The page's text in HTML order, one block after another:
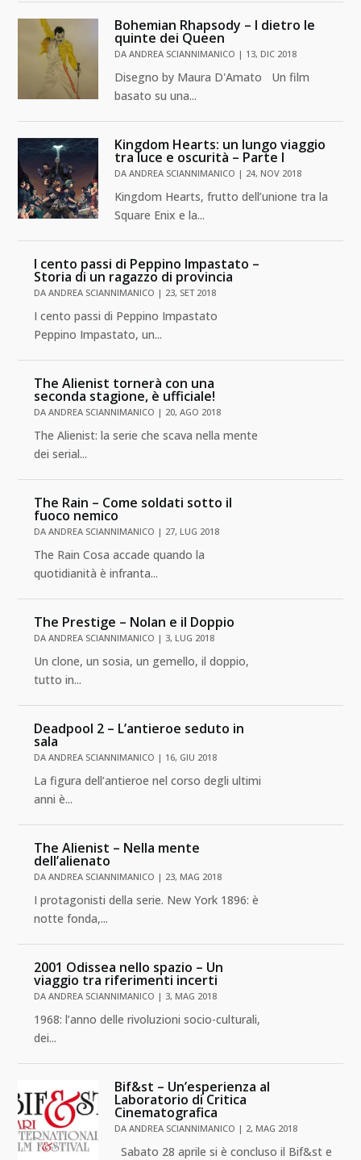
Bohemian Rhapsody – I dietro le
quinte dei Queen
DAANDREA SCIANNIMANICO | 13, DIC 2018
Disegno by Maura D'Amato Un film
basato su una...
Kingdom Hearts: un lungo viaggio
tra luce e oscurità – Parte I
DAANDREA SCIANNIMANICO | 24, NOV 2018
Kingdom Hearts, frutto dell’unione tra la
Square Enix e la...
I cento passi di Peppino Impastato –
Storia di un ragazzo di provincia
DAANDREA SCIANNIMANICO | 23, SET 2018
I cento passi di Peppino Impastato
Peppino Impastato, un...
The Alienist tornerà con una
seconda stagione, è ufficiale!
DAANDREA SCIANNIMANICO | 20, AGO 2018
The Alienist: la serie che scava nella mente
dei serial...
The Rain – Come soldati sotto il
fuoco nemico
DAANDREA SCIANNIMANICO | 27, LUG 2018
The Rain Cosa accade quando la
quotidianità è infranta...
The Prestige – Nolan e il Doppio
DAANDREA SCIANNIMANICO | 3, LUG 2018
Un clone, un sosia, un gemello, il doppio,
tutto in...
Deadpool 2 – L’antieroe seduto in
sala
DAANDREA SCIANNIMANICO | 16, GIU 2018
La figura dell’antieroe nel corso degli ultimi
anni è...
The Alienist – Nella mente
dell’alienato
DAANDREA SCIANNIMANICO | 23, MAG 2018
I protagonisti della serie. New York 1896: è
notte fonda,...
2001 Odissea nello spazio – Un
viaggio tra riferimenti incerti
DAANDREA SCIANNIMANICO | 3, MAG 2018
1968: l’anno delle rivoluzioni socio-culturali,
dei...
Bif&st – Un’esperienza al
Laboratorio di Critica
Cinematografica
DAANDREA SCIANNIMANICO | 2, MAG 2018
Sabato 28 aprile si è concluso il Bif&st e